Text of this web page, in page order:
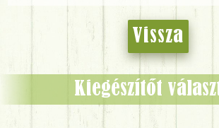
Vissza
Kiegészítőt